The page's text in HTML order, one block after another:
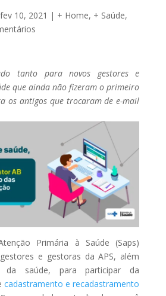
fev 10, 2021 | + Home, + Saúde,
tanto para novos gestores e
que ainda não fizeram o primeiro
os antigos que trocaram de e-mail
Primária à Saúde (Saps)
e gestoras da APS, além
da saúde, para participar da
cadastramento e recadastramento